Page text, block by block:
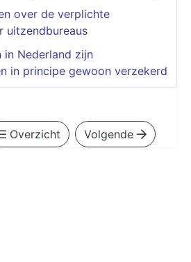
over de verplichte
uitzendbureaus
in Nederland zijn
in principe gewoon verzekerd
Overzicht Volgende